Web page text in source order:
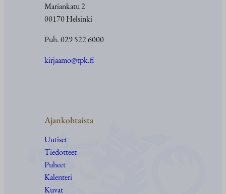
Mariankatu 2
00170 Helsinki
Puh. 029 522 6000
kirjaamo@tpk.fi
Ajankohtaista
Uutiset
Tiedotteet
Puheet
Kalenteri
Kuvat